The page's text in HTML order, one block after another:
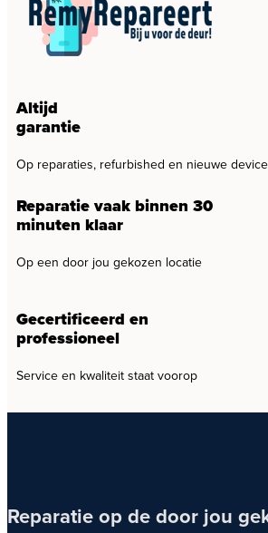
Altijd
garantie
Op reparaties, refurbished en nieuwe
Reparatie vaak binnen 30
minuten klaar
Op een door jou gekozen locatie
Gecertificeerd en
professioneel
Service en kwaliteit staat voorop
Reparatie op de door jou